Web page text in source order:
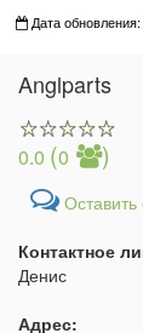
Дата
Anglparts
0.0 (0 )
Оставить
Контактное
Денис
Адрес: